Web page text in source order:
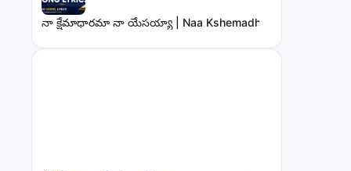
నా క్షేమాధారమా నా యేసయ్యా | Naa Kshemadharama Naa